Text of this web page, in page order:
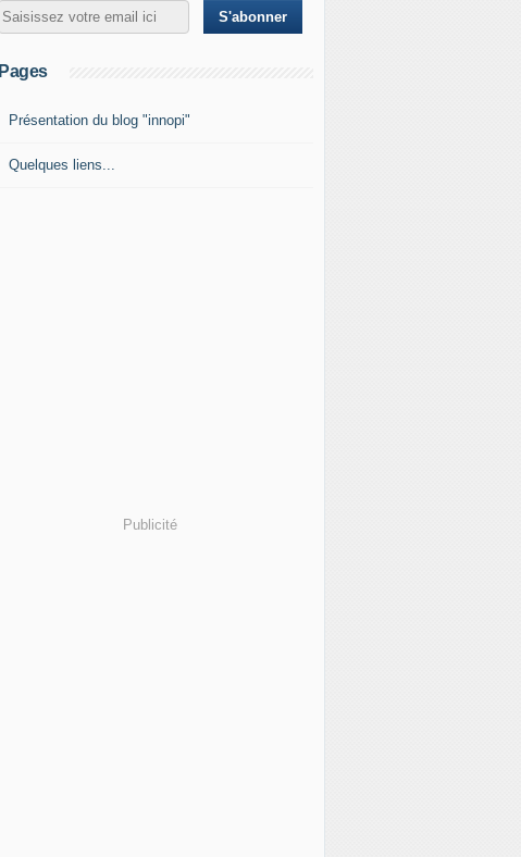
Pages
Présentation du blog "innopi"
Quelques liens...
Publicité